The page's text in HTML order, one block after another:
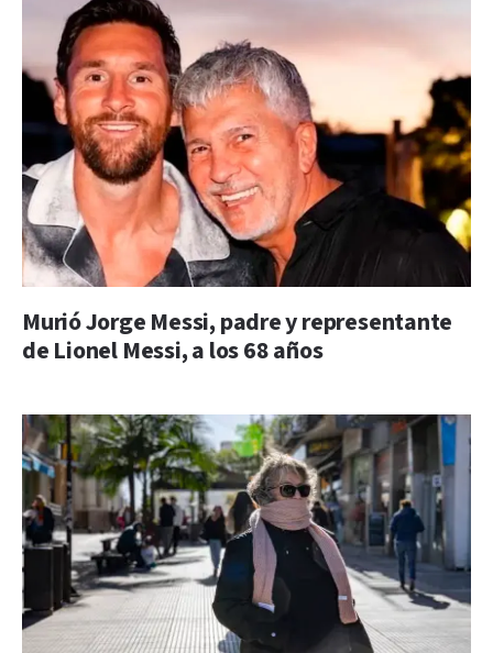
Murió Jorge Messi, padre y representante
de Lionel Messi, a los 68 años